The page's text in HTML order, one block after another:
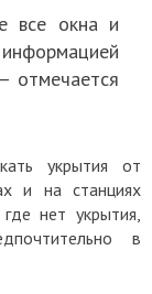
все окна и
отмечается
укрытия от
и на станциях
нет укрытия,
в